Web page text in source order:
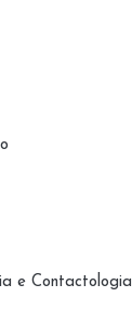
e Contactologia​